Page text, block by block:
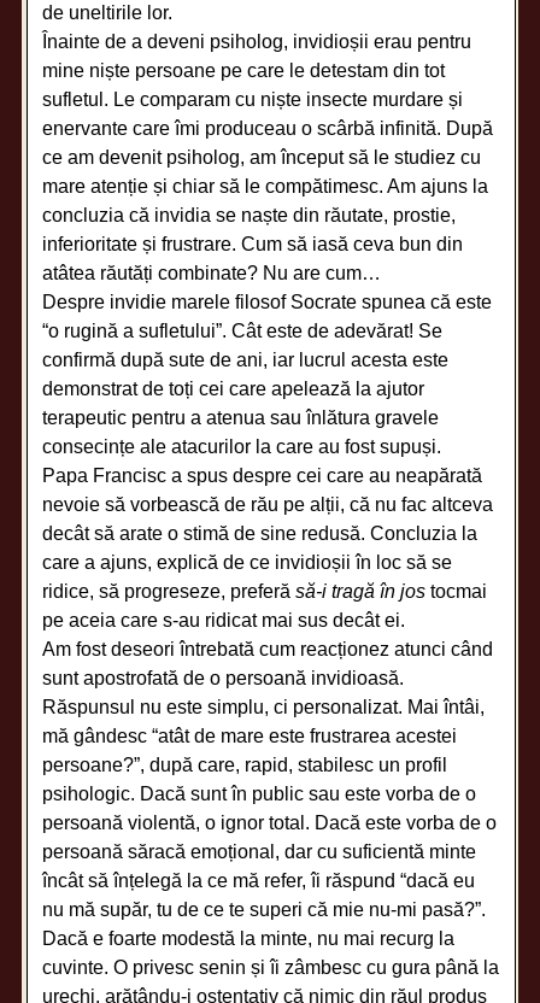
de uneltirile lor.
Înainte de a deveni psiholog, invidioșii erau pentru
mine niște persoane pe care le detestam din tot
sufletul. Le comparam cu niște insecte murdare și
enervante care îmi produceau o scârbă infinită. După
ce am devenit psiholog, am început să le studiez cu
mare atenție și chiar să le compătimesc. Am ajuns la
concluzia că invidia se naște din răutate, prostie,
inferioritate și frustrare. Cum să iasă ceva bun din
atâtea răutăți combinate? Nu are cum…
Despre invidie marele filosof Socrate spunea că este
“o rugină a sufletului”. Cât este de adevărat! Se
confirmă după sute de ani, iar lucrul acesta este
demonstrat de toți cei care apelează la ajutor
terapeutic pentru a atenua sau înlătura gravele
consecințe ale atacurilor la care au fost supuși.
Papa Francisc a spus despre cei care au neapărată
nevoie să vorbească de rău pe alții, că nu fac altceva
decât să arate o stimă de sine redusă. Concluzia la
care a ajuns, explică de ce invidioșii în loc să se
ridice, să progreseze, preferăsă-i tragă în jos tocmai
pe aceia care s-au ridicat mai sus decât ei.
Am fost deseori întrebată cum reacționez atunci când
sunt apostrofată de o persoană invidioasă.
Răspunsul nu este simplu, ci personalizat. Mai întâi,
mă gândesc “atât de mare este frustrarea acestei
persoane?”, după care, rapid, stabilesc un profil
psihologic. Dacă sunt în public sau este vorba de o
persoană violentă, o ignor total. Dacă este vorba de o
persoană săracă emoțional, dar cu suficientă minte
încât să înțelegă la ce mă refer, îi răspund “dacă eu
nu mă supăr, tu de ce te superi că mie nu-mi pasă?”.
Dacă e foarte modestă la minte, nu mai recurg la
cuvinte. O privesc senin și îi zâmbesc cu gura până la
urechi, arătându-i ostentativ că nimic din răul produs